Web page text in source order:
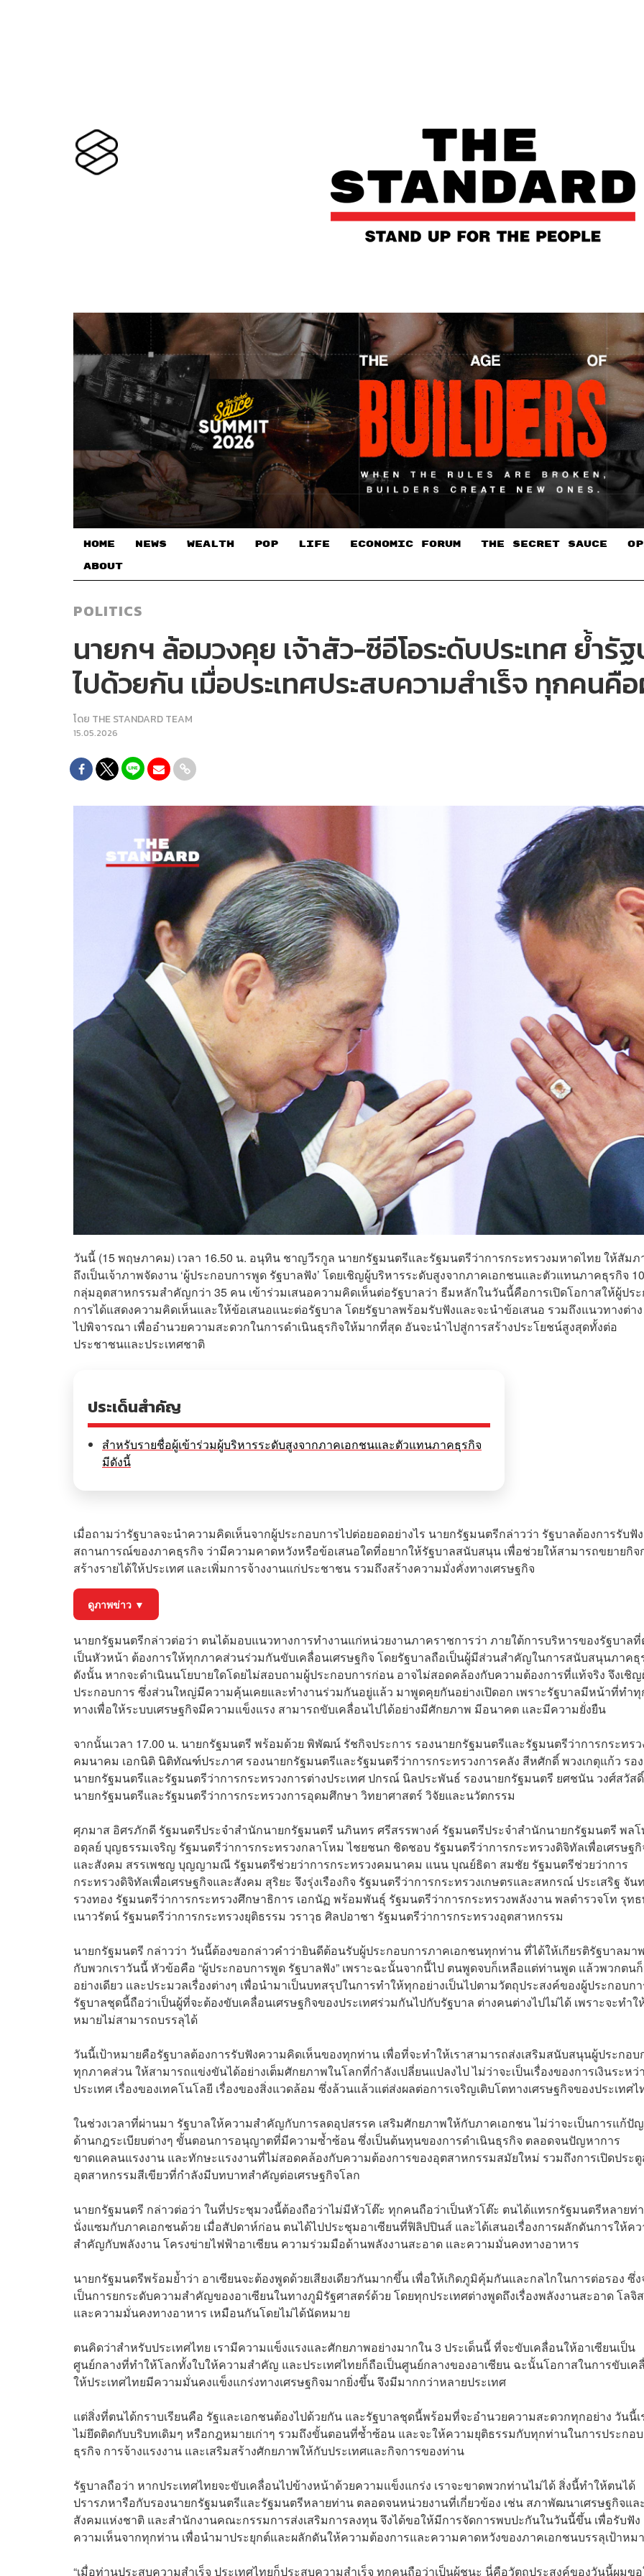
HOME NEWS WEALTH POP LIFE ECONOMIC FORUM THE SECRET SAUCE​
ABOUT
POLITICS
นายกฯ ล้อมวงคุย เจ้าสัว-ซีอีโอระดับประเทศ ย้ำรั
ไปด้วยกัน เมื่อประเทศประสบความสำเร็จ ทุกคนคื
โดย THE STANDARD TEAM
15.05.2026
วันนี้ (15 พฤษภาคม) เวลา 16.50 น. อนุทิน ชาญวีรกูล นายกรัฐมนตรีและรัฐมนตรีว่าการกระทรวงมหาดไทย ให้สัม
ถึงเป็นเจ้าภาพจัดงาน ‘ผู้ประกอบการพูด รัฐบาลฟัง’ โดยเชิญผู้บริหารระดับสูงจากภาคเอกชนและตัวแทนภาคธุรกิจ 10
กลุ่มอุตสาหกรรมสำคัญกว่า 35 คน เข้าร่วมเสนอความคิดเห็นต่อรัฐบาลว่า ธีมหลักในวันนี้คือการเปิดโอกาสให้ผู้ปร
การได้แสดงความคิดเห็นและให้ข้อเสนอแนะต่อรัฐบาล โดยรัฐบาลพร้อมรับฟังและจะนำข้อเสนอ รวมถึงแนวทางต่าง
ไปพิจารณา เพื่ออำนวยความสะดวกในการดำเนินธุรกิจให้มากที่สุด อันจะนำไปสู่การสร้างประโยชน์สูงสุดทั้งต่อ
ประชาชนและประเทศชาติ
ประเด็นสำคัญ
สำหรับรายชื่อผู้เข้าร่วมผู้บริหารระดับสูงจากภาคเอกชนและตัวแทนภาคธุรกิจ
มีดังนี้
เมื่อถามว่ารัฐบาลจะนำความคิดเห็นจากผู้ประกอบการไปต่อยอดอย่างไร นายกรัฐมนตรีกล่าวว่า รัฐบาลต้องการรับฟัง
สถานการณ์ของภาคธุรกิจ ว่ามีความคาดหวังหรือข้อเสนอใดที่อยากให้รัฐบาลสนับสนุน เพื่อช่วยให้สามารถขยายกิจ
สร้างรายได้ให้ประเทศ และเพิ่มการจ้างงานแก่ประชาชน รวมถึงสร้างความมั่งคั่งทางเศรษฐกิจ
ดูภาพข่าว ▼
นายกรัฐมนตรีกล่าวต่อว่า ตนได้มอบแนวทางการทำงานแก่หน่วยงานภาคราชการว่า ภายใต้การบริหารของรัฐบาล
เป็นหัวหน้า ต้องการให้ทุกภาคส่วนร่วมกันขับเคลื่อนเศรษฐกิจ โดยรัฐบาลถือเป็นผู้มีส่วนสำคัญในการสนับสนุนภาคธุ
ดังนั้น หากจะดำเนินนโยบายใดโดยไม่สอบถามผู้ประกอบการก่อน อาจไม่สอดคล้องกับความต้องการที่แท้จริง จึงเชิ
ประกอบการ ซึ่งส่วนใหญ่มีความคุ้นเคยและทำงานร่วมกันอยู่แล้ว มาพูดคุยกันอย่างเปิดอก เพราะรัฐบาลมีหน้าที่ทำทุ
ทางเพื่อให้ระบบเศรษฐกิจมีความแข็งแรง สามารถขับเคลื่อนไปได้อย่างมีศักยภาพ มีอนาคต และมีความยั่งยืน
จากนั้นเวลา 17.00 น. นายกรัฐมนตรี พร้อมด้วย พิพัฒน์ รัชกิจประการ รองนายกรัฐมนตรีและรัฐมนตรีว่าการกระทรว
คมนาคม เอกนิติ นิติทัณฑ์ประภาศ รองนายกรัฐมนตรีและรัฐมนตรีว่าการกระทรวงการคลัง สีหศักดิ์ พวงเกตุแก้ว รอง
นายกรัฐมนตรีและรัฐมนตรีว่าการกระทรวงการต่างประเทศ ปกรณ์ นิลประพันธ์ รองนายกรัฐมนตรี ยศชนัน วงศ์สวัส
นายกรัฐมนตรีและรัฐมนตรีว่าการกระทรวงการอุดมศึกษา วิทยาศาสตร์ วิจัยและนวัตกรรม
ศุภมาส อิศรภักดี รัฐมนตรีประจำสำนักนายกรัฐมนตรี นภินทร ศรีสรรพางค์ รัฐมนตรีประจำสำนักนายกรัฐมนตรี พล
อดุลย์ บุญธรรมเจริญ รัฐมนตรีว่าการกระทรวงกลาโหม ไชยชนก ชิดชอบ รัฐมนตรีว่าการกระทรวงดิจิทัลเพื่อเศรษฐกิ
และสังคม สรรเพชญ บุญญามณี รัฐมนตรีช่วยว่าการกระทรวงคมนาคม แนน บุณย์ธิดา สมชัย รัฐมนตรีช่วยว่าการ
กระทรวงดิจิทัลเพื่อเศรษฐกิจและสังคม สุริยะ จึงรุ่งเรืองกิจ รัฐมนตรีว่าการกระทรวงเกษตรและสหกรณ์ ประเสริฐ จัน
รวงทอง รัฐมนตรีว่าการกระทรวงศึกษาธิการ เอกนัฏ พร้อมพันธุ์ รัฐมนตรีว่าการกระทรวงพลังงาน พลตำรวจโท รุท
เนาวรัตน์ รัฐมนตรีว่าการกระทรวงยุติธรรม วราวุธ ศิลปอาชา รัฐมนตรีว่าการกระทรวงอุตสาหกรรม
นายกรัฐมนตรี กล่าวว่า วันนี้ต้องขอกล่าวคำว่ายินดีต้อนรับผู้ประกอบการภาคเอกชนทุกท่าน ที่ได้ให้เกียรติรัฐบาลมา
กับพวกเราวันนี้ หัวข้อคือ “ผู้ประกอบการพูด รัฐบาลฟัง” เพราะฉะนั้นจากนี้ไป ตนพูดจบก็เหลือแต่ท่านพูด แล้วพวกตน
อย่างเดียว และประมวลเรื่องต่างๆ เพื่อนำมาเป็นบทสรุปในการทำให้ทุกอย่างเป็นไปตามวัตถุประสงค์ของผู้ประกอบก
รัฐบาลชุดนี้ถือว่าเป็นผู้ที่จะต้องขับเคลื่อนเศรษฐกิจของประเทศร่วมกันไปกับรัฐบาล ต่างคนต่างไปไม่ได้ เพราะจะทำใ
หมายไม่สามารถบรรลุได้
วันนี้เป้าหมายคือรัฐบาลต้องการรับฟังความคิดเห็นของทุกท่าน เพื่อที่จะทำให้เราสามารถส่งเสริมสนับสนุนผู้ประกอบ
ทุกภาคส่วน ให้สามารถแข่งขันได้อย่างเต็มศักยภาพในโลกที่กำลังเปลี่ยนแปลงไป ไม่ว่าจะเป็นเรื่องของการเงินระหว่
ประเทศ เรื่องของเทคโนโลยี เรื่องของสิ่งแวดล้อม ซึ่งล้วนแล้วแต่ส่งผลต่อการเจริญเติบโตทางเศรษฐกิจของประเทศไ
ในช่วงเวลาที่ผ่านมา รัฐบาลให้ความสำคัญกับการลดอุปสรรค เสริมศักยภาพให้กับภาคเอกชน ไม่ว่าจะเป็นการแก้ปั
ด้านกฎระเบียบต่างๆ ขั้นตอนการอนุญาตที่มีความซ้ำซ้อน ซึ่งเป็นต้นทุนของการดำเนินธุรกิจ ตลอดจนปัญหาการ
ขาดแคลนแรงงาน และทักษะแรงงานที่ไม่สอดคล้องกับความต้องการของอุตสาหกรรมสมัยใหม่ รวมถึงการเปิดประ
อุตสาหกรรมสีเขียวที่กำลังมีบทบาทสำคัญต่อเศรษฐกิจโลก
นายกรัฐมนตรี กล่าวต่อว่า ในที่ประชุมวงนี้ต้องถือว่าไม่มีหัวโต๊ะ ทุกคนถือว่าเป็นหัวโต๊ะ ตนได้แทรกรัฐมนตรีหลายท่
นั่งแซมกับภาคเอกชนด้วย เมื่อสัปดาห์ก่อน ตนได้ไปประชุมอาเซียนที่ฟิลิปปินส์ และได้เสนอเรื่องการผลักดันการให้คว
สำคัญกับพลังงาน โครงข่ายไฟฟ้าอาเซียน ความร่วมมือด้านพลังงานสะอาด และความมั่นคงทางอาหาร
นายกรัฐมนตรีพร้อมย้ำว่า อาเซียนจะต้องพูดด้วยเสียงเดียวกันมากขึ้น เพื่อให้เกิดภูมิคุ้มกันและกลไกในการต่อรอง ซึ่ง
เป็นการยกระดับความสำคัญของอาเซียนในทางภูมิรัฐศาสตร์ด้วย โดยทุกประเทศต่างพูดถึงเรื่องพลังงานสะอาด โลจิ
และความมั่นคงทางอาหาร เหมือนกันโดยไม่ได้นัดหมาย
ตนคิดว่าสำหรับประเทศไทย เรามีความแข็งแรงและศักยภาพอย่างมากใน 3 ประเด็นนี้ ที่จะขับเคลื่อนให้อาเซียนเป็น
ศูนย์กลางที่ทำให้โลกทั้งใบให้ความสำคัญ และประเทศไทยก็ถือเป็นศูนย์กลางของอาเซียน ฉะนั้นโอกาสในการขับเค
ให้ประเทศไทยมีความมั่นคงแข็งแกร่งทางเศรษฐกิจมากยิ่งขึ้น จึงมีมากกว่าหลายประเทศ
แต่สิ่งที่ตนได้กราบเรียนคือ รัฐและเอกชนต้องไปด้วยกัน และรัฐบาลชุดนี้พร้อมที่จะอำนวยความสะดวกทุกอย่าง วันนี้เ
ไม่ยึดติดกับบริบทเดิมๆ หรือกฎหมายเก่าๆ รวมถึงขั้นตอนที่ซ้ำซ้อน และจะให้ความยุติธรรมกับทุกท่านในการประกอบ
ธุรกิจ การจ้างแรงงาน และเสริมสร้างศักยภาพให้กับประเทศและกิจการของท่าน
รัฐบาลถือว่า หากประเทศไทยจะขับเคลื่อนไปข้างหน้าด้วยความแข็งแกร่ง เราจะขาดพวกท่านไม่ได้ สิ่งนี้ทำให้ตนได้
ปรารภหารือกับรองนายกรัฐมนตรีและรัฐมนตรีหลายท่าน ตลอดจนหน่วยงานที่เกี่ยวข้อง เช่น สภาพัฒนาเศรษฐกิจและ
สังคมแห่งชาติ และสำนักงานคณะกรรมการส่งเสริมการลงทุน จึงได้ขอให้มีการจัดการพบปะกันในวันนี้ขึ้น เพื่อรับฟัง
ความเห็นจากทุกท่าน เพื่อนำมาประยุกต์และผลักดันให้ความต้องการและความคาดหวังของภาคเอกชนบรรลุเป้าหม
“เมื่อท่านประสบความสำเร็จ ประเทศไทยก็ประสบความสำเร็จ ทุกคนถือว่าเป็นผู้ชนะ นี่คือวัตถุประสงค์ของวันนี้ผมข